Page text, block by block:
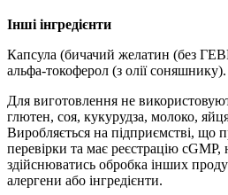
Інші інгредієнти
Капсула (бичачий желатин (без
альфа-токоферол (з олії соняшнику).
Для виготовлення не
глютен, соя, кукурудза, молоко,
Виробляється на підприємстві, що
перевірки та має реєстрацію
здійснюватись обробка інших
алергени або інгредієнти.